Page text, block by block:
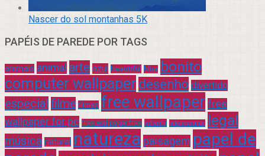
Nascer do sol montanhas 5K
PAPÉIS DE PAREDE POR TAGS
animais animal arte azul beautiful blue bonito
computer wallpaper desenho divertido
especial filme filmes free wallpaper free
wallpaper for pc free wallpaper free infantil interessante legal
música natural natureza paisagem papel de